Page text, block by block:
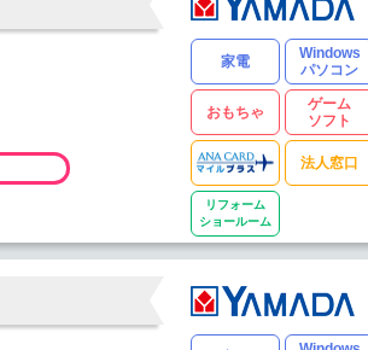
家電
Windows
パソコン
おもちゃ
ゲーム
ソフト
法人窓口
リフォーム
ショールーム